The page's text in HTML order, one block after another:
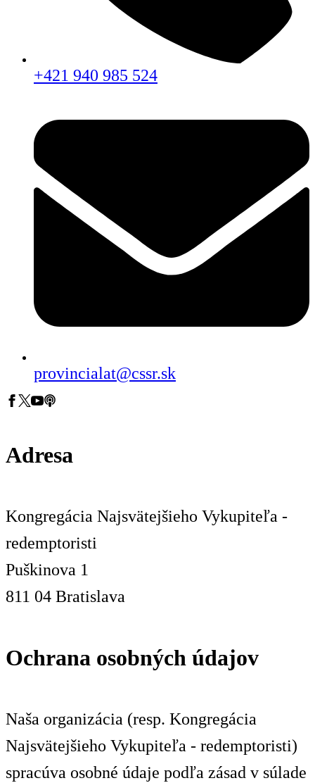
+421 940 985 524
provincialat@cssr.sk
Adresa
Kongregácia Najsvätejšieho Vykupiteľa -
redemptoristi
Puškinova 1
811 04 Bratislava
Ochrana osobných údajov
Naša organizácia (resp. Kongregácia
Najsvätejšieho Vykupiteľa - redemptoristi)
spracúva osobné údaje podľa zásad v súlade